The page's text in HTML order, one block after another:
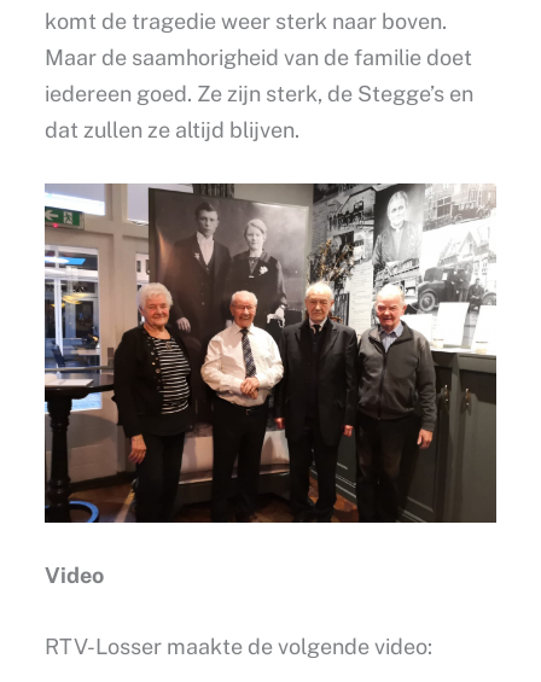
komt de tragedie weer sterk naar boven.
Maar de saamhorigheid van de familie doet
iedereen goed. Ze zijn sterk, de Stegge’s en
dat zullen ze altijd blijven.
Video
RTV-Losser maakte de volgende video: